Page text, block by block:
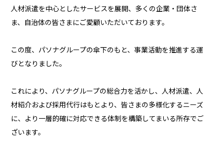
人材派遣を中心としたサービスを展開、多くの企業・団体さ
ま、自治体の皆さまにご愛顧いただいております。
この度、パソナグループの傘下のもと、事業活動を推進する運
びとなりました。
これにより、パソナグループの総合力を活かし、人材派遣、人
材紹介および採用代行はもとより、皆さまの多様化するニーズ
に、より一層的確に対応できる体制を構築してまいる所存でご
ざいます。